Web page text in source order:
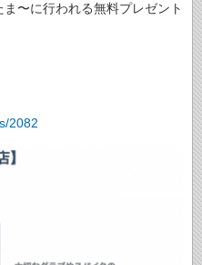
〜に行われる無料プレゼント
2082